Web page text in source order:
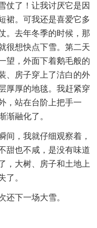
仗了！让我讨厌它是因
裙。可我还是喜爱它多
。去年冬季的时候，那
很想快点下雪。第二天
望，外面下着鹅毛般的
、房子穿上了洁白的外
厚厚的地毯。我赶紧穿
，站在台阶上把手一
渐融化了。
间，我就仔细观察着，
甜也不咸，是没有味道
，大树、房子和土地上
了。
还下一场大雪。